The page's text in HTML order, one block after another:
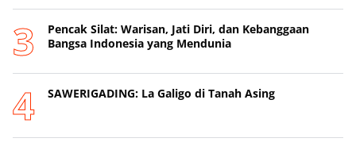
Pencak Silat: Warisan, Jati Diri, dan Kebanggaan
Bangsa Indonesia yang Mendunia
SAWERIGADING: La Galigo di Tanah Asing